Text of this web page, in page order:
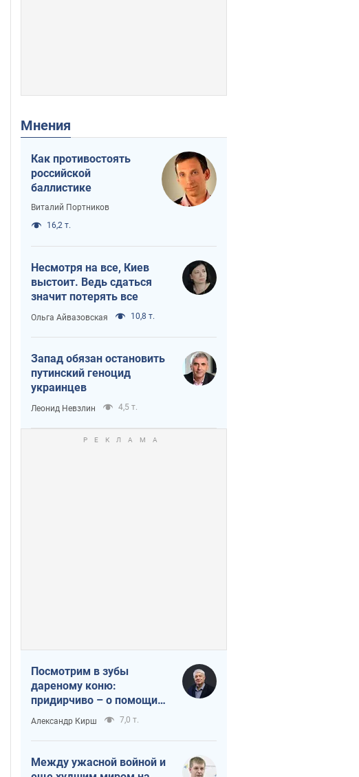
Мнения
Как противостоять
российской
баллистике
Виталий Портников
16,2 т.
Несмотря на все, Киев
выстоит. Ведь сдаться
значит потерять все
Ольга Айвазовская 10,8 т.
Запад обязан остановить
путинский геноцид
украинцев
Леонид Невзлин 4,5 т.
Посмотрим в зубы
дареному коню:
придирчиво – о помощи
Украине
Александр Кирш 7,0 т.
Между ужасной войной и